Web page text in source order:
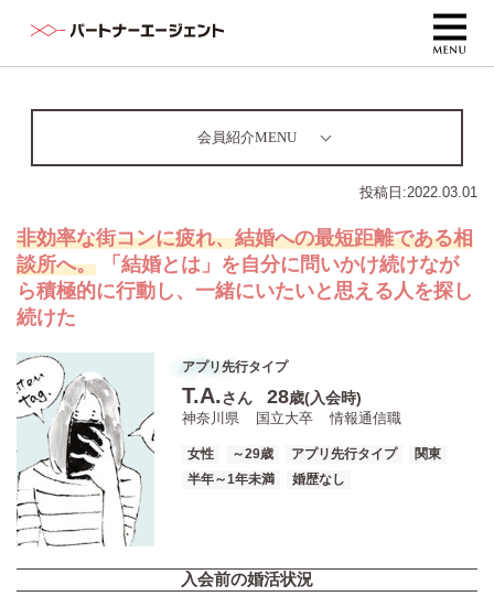
会員紹介MENU
投稿日:2022.03.01
非効率な街コンに疲れ、結婚への最短距離である相
談所へ。 「結婚とは」を自分に問いかけ続けなが
ら積極的に行動し、一緒にいたいと思える人を探し
続けた
アプリ先行タイプ
T.A.さん 28歳(入会時)
神奈川県 国立大卒 情報通信職
女性 ～29歳 アプリ先行タイプ
関東
半年～1年未満
婚歴なし
入会前の婚活状況